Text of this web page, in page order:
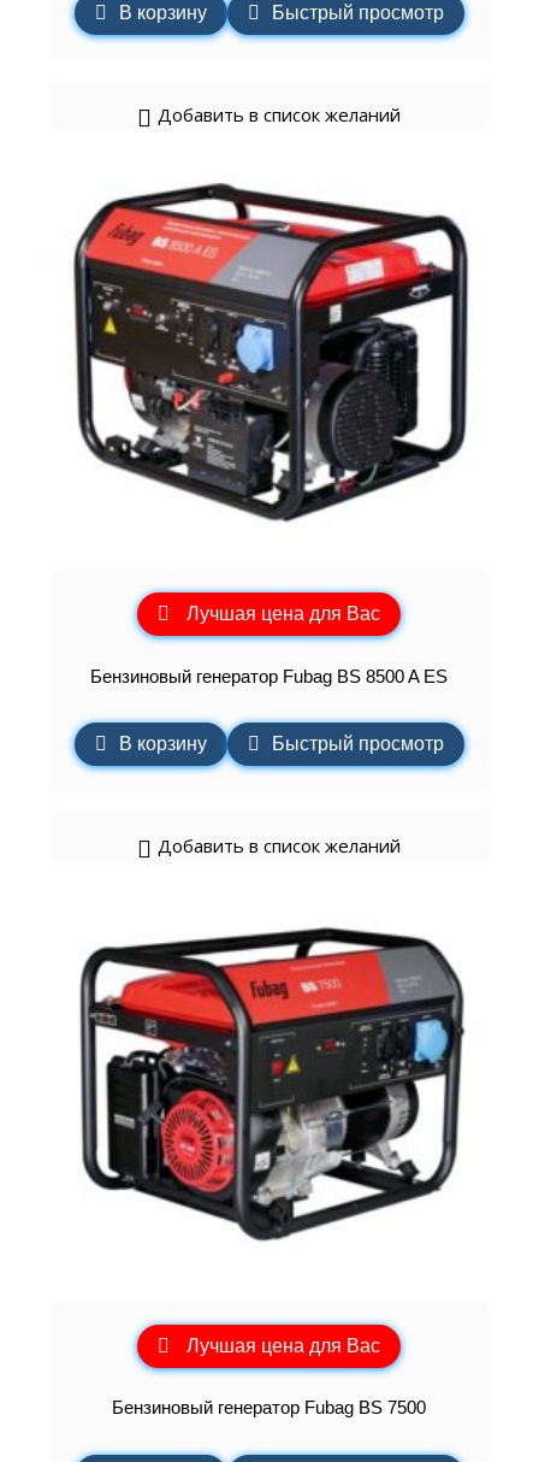
В корзину Быстрый просмотр
Добавить в список желаний
Лучшая цена для Вас
Бензиновый генератор Fubag BS 8500 A ES
В корзину Быстрый просмотр
Добавить в список желаний
Лучшая цена для Вас
Бензиновый генератор Fubag BS 7500